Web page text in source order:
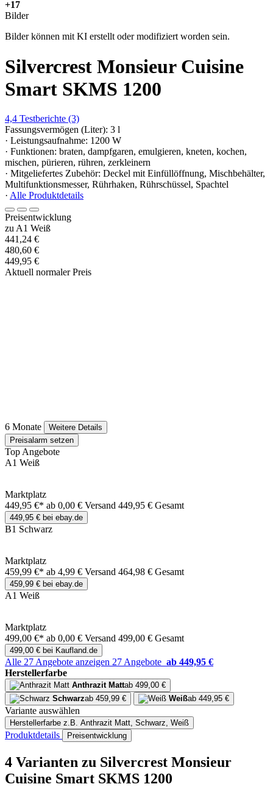
+17
Bilder
Bilder können mit KI erstellt oder modifiziert worden sein.
Silvercrest Monsieur Cuisine
Smart SKMS 1200
4,4 Testberichte (3)
Fassungsvermögen (Liter): 3 l
· Leistungsaufnahme: 1200 W
· Funktionen: braten, dampfgaren, emulgieren, kneten, kochen,
mischen, pürieren, rühren, zerkleinern
· Mitgeliefertes Zubehör: Deckel mit Einfüllöffnung, Mischbehälter,
Multifunktionsmesser, Rührhaken, Rührschüssel, Spachtel
· Alle Produktdetails
Preisentwicklung
zu A1 Weiß
441,24 €
480,60 €
449,95 €
Aktuell normaler Preis
6 Monate
Weitere Details
Preisalarm setzen
Top Angebote
A1 Weiß
Marktplatz
449,95 €* ab 0,00 € Versand 449,95 € Gesamt
449,95 € bei ebay.de
B1 Schwarz
Marktplatz
459,99 €* ab 4,99 € Versand 464,98 € Gesamt
459,99 € bei ebay.de
A1 Weiß
Marktplatz
499,00 €* ab 0,00 € Versand 499,00 € Gesamt
499,00 € bei Kaufland.de
Alle 27 Angebote anzeigen 27 Angebote ab 449,95 €
Herstellerfarbe
Anthrazit Mattab 499,00 €
Schwarzab 459,99 € Weißab 449,95 €
Variante auswählen
Herstellerfarbe z.B. Anthrazit Matt, Schwarz, Weiß
Produktdetails Preisentwicklung
4 Varianten zu Silvercrest Monsieur
Cuisine Smart SKMS 1200